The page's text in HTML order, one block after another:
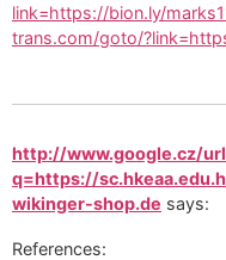
link=https://bion.ly/
trans.com/goto/
http://www.google.cz/
q=https://
wikinger-shop.de says:
References: